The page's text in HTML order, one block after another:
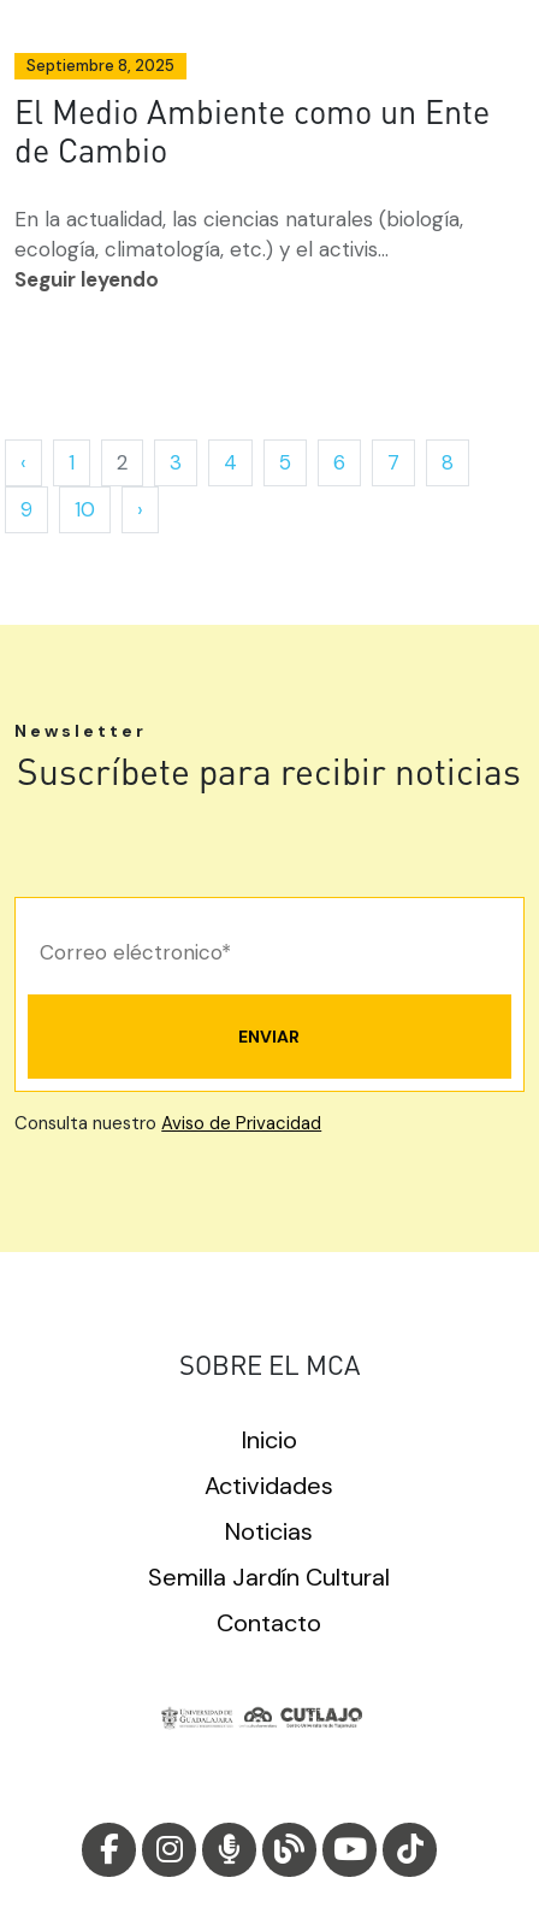
Septiembre 8, 2025
El Medio Ambiente como un Ente
de Cambio
En la actualidad, las ciencias naturales (biología,
ecología, climatología, etc.) y el activis...
Seguir leyendo
‹ 1 2 3 4 5 6 7
8
9
10 ›
Newsletter
Suscríbete para recibir noticias
Consulta nuestroAviso de Privacidad
SOBRE EL MCA
Inicio
Actividades
Noticias
Semilla Jardín Cultural
Contacto